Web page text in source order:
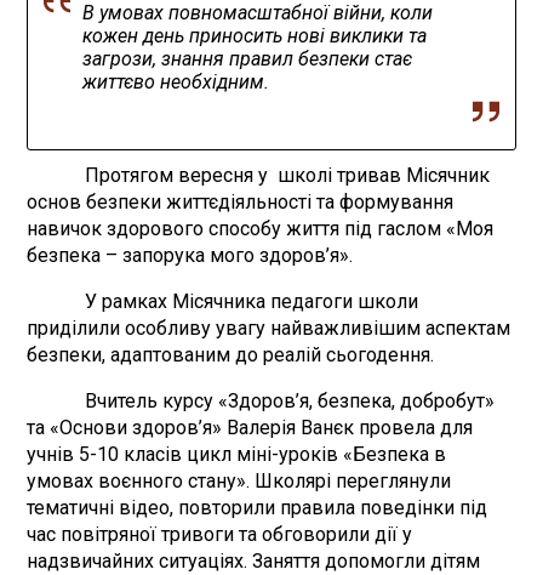
В умовах повномасштабної війни, коли
кожен день приносить нові виклики та
загрози, знання правил безпеки стає
життєво необхідним.
Протягом вересня у школі тривав Місячник
основ безпеки життєдіяльності та формування
навичок здорового способу життя під гаслом «Моя
безпека – запорука мого здоров’я».
У рамках Місячника педагоги школи
приділили особливу увагу найважливішим аспектам
безпеки, адаптованим до реалій сьогодення.
Вчитель курсу «Здоров’я, безпека, добробут»
та «Основи здоров’я» Валерія Ванєк провела для
учнів 5-10 класів цикл міні-уроків «Безпека в
умовах воєнного стану». Школярі переглянули
тематичні відео, повторили правила поведінки під
час повітряної тривоги та обговорили дії у
надзвичайних ситуаціях. Заняття допомогли дітям